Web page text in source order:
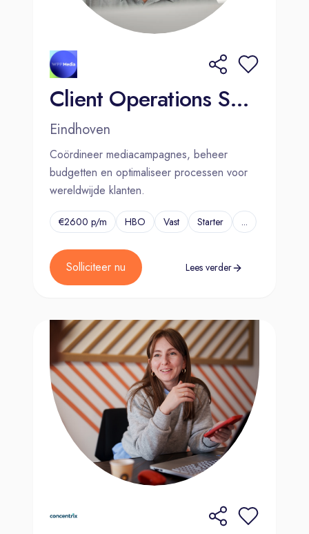
Client Operations Specialist Global Solutions - Eindhoven
Eindhoven
Coördineer mediacampagnes, beheer
budgetten en optimaliseer processen voor
wereldwijde klanten.
€2600 p/m HBO Vast Starter ...
Solliciteer nu Lees verder